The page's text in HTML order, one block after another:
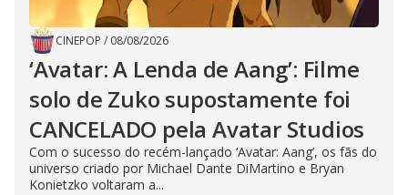
CINEPOP / 08/08/2026
‘Avatar: A Lenda de Aang’: Filme
solo de Zuko supostamente foi
CANCELADO pela Avatar Studios
Com o sucesso do recém-lançado ‘Avatar: Aang’, os fãs do
universo criado por Michael Dante DiMartino e Bryan
Konietzko voltaram a...